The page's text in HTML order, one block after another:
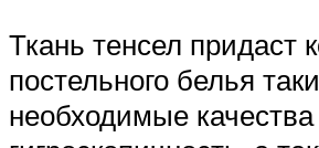
Ткань тенсел придаст
постельного белья
необходимые качества